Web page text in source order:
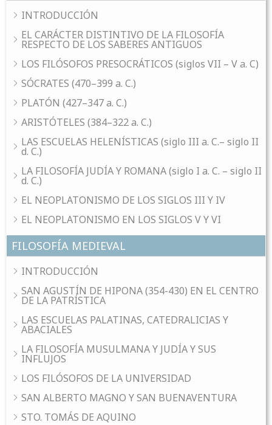
INTRODUCCIÓN
EL CARÁCTER DISTINTIVO DE LA FILOSOFÍA
RESPECTO DE LOS SABERES ANTIGUOS
LOS FILÓSOFOS PRESOCRÁTICOS (siglos VII – V a. C)
SÓCRATES (470–399 a. C.)
PLATÓN (427–347 a. C.)
ARISTÓTELES (384–322 a. C.)
LAS ESCUELAS HELENÍSTICAS (siglo III a. C.– siglo II
d. C.)
LA FILOSOFÍA JUDÍA Y ROMANA (siglo I a. C. – siglo II
d. C.)
EL NEOPLATONISMO DE LOS SIGLOS III Y IV
EL NEOPLATONISMO EN LOS SIGLOS V Y VI
FILOSOFÍA MEDIEVAL
INTRODUCCIÓN
SAN AGUSTÍN DE HIPONA (354-430) EN EL CENTRO
DE LA PATRÍSTICA
LAS ESCUELAS PALATINAS, CATEDRALICIAS Y
ABACIALES
LA FILOSOFÍA MUSULMANA Y JUDÍA Y SUS
INFLUJOS
LOS FILÓSOFOS DE LA UNIVERSIDAD
SAN ALBERTO MAGNO Y SAN BUENAVENTURA
STO. TOMÁS DE AQUINO